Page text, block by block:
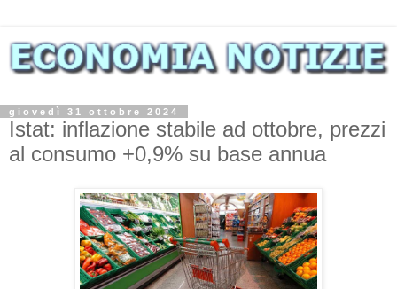
giovedì 31 ottobre 2024
Istat: inflazione stabile ad ottobre, prezzi
al consumo +0,9% su base annua